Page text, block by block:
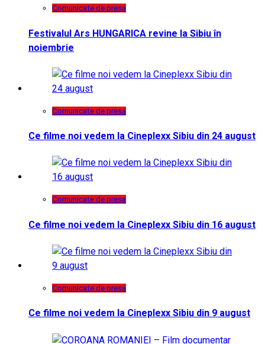
Comunicate de presa
Festivalul Ars HUNGARICA revine la Sibiu în
noiembrie
Comunicate de presa
Ce filme noi vedem la Cineplexx Sibiu din 24 august
Comunicate de presa
Ce filme noi vedem la Cineplexx Sibiu din 16 august
Comunicate de presa
Ce filme noi vedem la Cineplexx Sibiu din 9 august